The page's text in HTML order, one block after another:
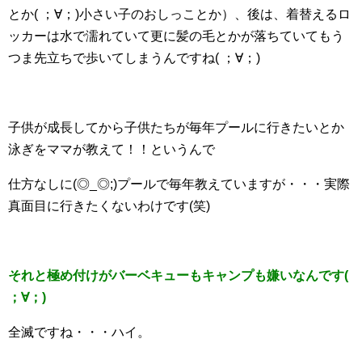
とか( ；∀；)小さい子のおしっことか）、後は、着替えるロ
ッカーは水で濡れていて更に髪の毛とかが落ちていてもう
つま先立ちで歩いてしまうんですね( ；∀；)
子供が成長してから子供たちが毎年プールに行きたいとか
泳ぎをママが教えて！！というんで
仕方なしに(◎_◎;)プールで毎年教えていますが・・・実際
真面目に行きたくないわけです(笑)
それと極め付けがバーベキューもキャンプも嫌いなんです(
；∀；)
全滅ですね・・・ハイ。